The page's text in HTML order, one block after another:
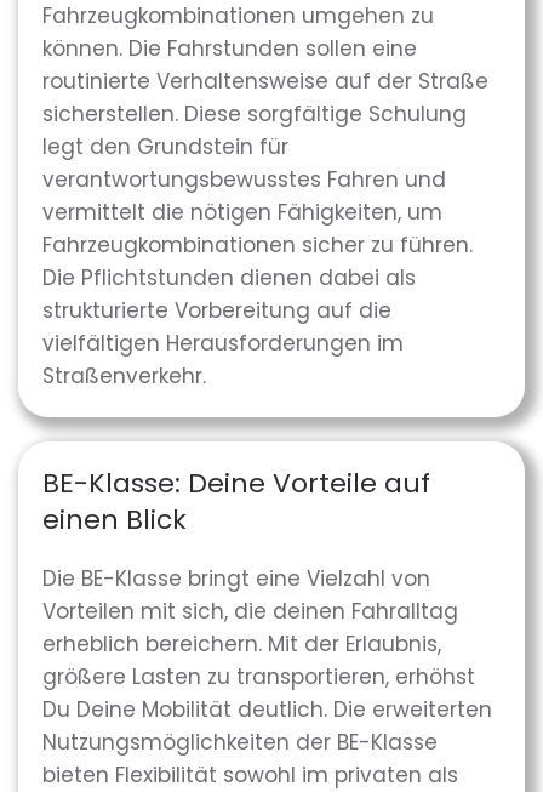
Fahrzeugkombinationen umgehen zu
können. Die Fahrstunden sollen eine
routinierte Verhaltensweise auf der Straße
sicherstellen. Diese sorgfältige Schulung
legt den Grundstein für
verantwortungsbewusstes Fahren und
vermittelt die nötigen Fähigkeiten, um
Fahrzeugkombinationen sicher zu führen.
Die Pflichtstunden dienen dabei als
strukturierte Vorbereitung auf die
vielfältigen Herausforderungen im
Straßenverkehr.
BE-Klasse: Deine Vorteile auf
einen Blick
Die BE-Klasse bringt eine Vielzahl von
Vorteilen mit sich, die deinen Fahralltag
erheblich bereichern. Mit der Erlaubnis,
größere Lasten zu transportieren, erhöhst
Du Deine Mobilität deutlich. Die erweiterten
Nutzungsmöglichkeiten der BE-Klasse
bieten Flexibilität sowohl im privaten als